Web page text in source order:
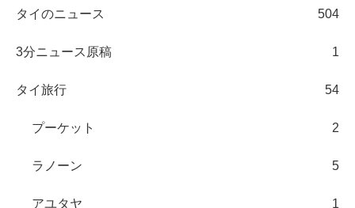
タイのニュース 504
3分ニュース原稿 1
タイ旅行 54
プーケット 2
ラノーン 5
アユタヤ 1